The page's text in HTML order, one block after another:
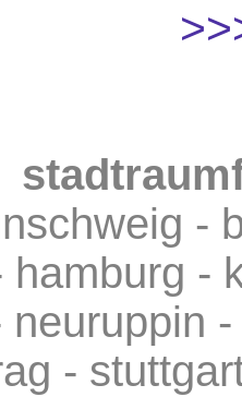
-
hamburg -
neuruppin
-